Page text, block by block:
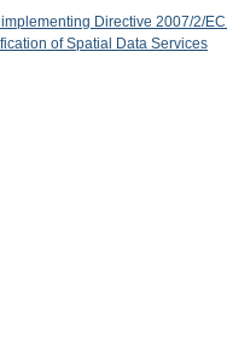
Directive 2007/2/EC
of Spatial Data Services